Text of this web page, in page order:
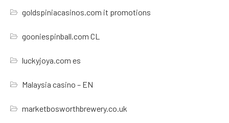
goldspiniacasinos.com it promotions
gooniespinball.com CL
luckyjoya.com es
Malaysia casino – EN
marketbosworthbrewery.co.uk